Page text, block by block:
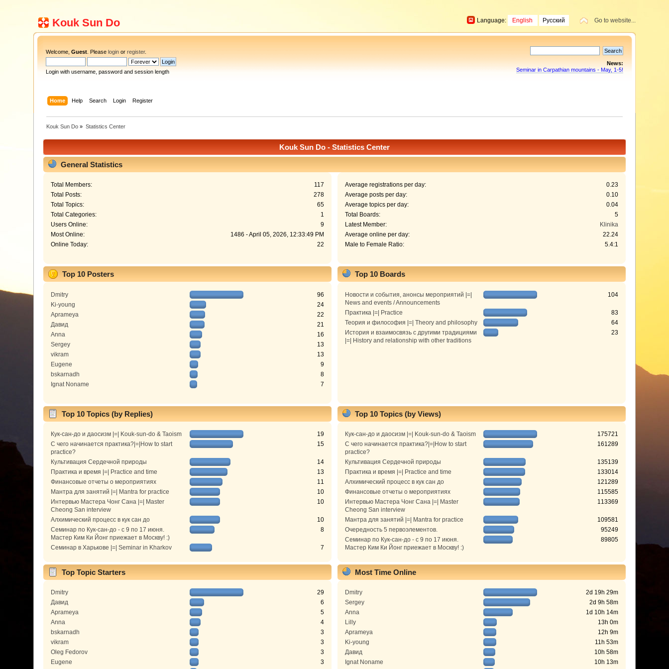
Kouk Sun Do Go to website...
Language: English Русский
Welcome,Guest . Pleaselogin orregister.
Login with username, password and session length
News:
Seminar in Carpathian mountains - May, 1-5!
Home Help Search Login Register
Kouk Sun Do » Statistics Center
Kouk Sun Do - Statistics Center
General Statistics
Total Members:
117
Total Posts:
278
Total Topics:
65
Total Categories:
1
Users Online:
9
Most Online:
1486 - April 05, 2026, 12:33:49 PM
Online Today:
22
Average registrations per day:
0.23
Average posts per day:
0.10
Average topics per day:
0.04
Total Boards:
5
Latest Member:
Klinika
Average online per day:
22.24
Male to Female Ratio:
5.4:1
Top 10 Posters
Dmitry
96
Ki-young
24
Aprameya
22
Давид
21
Anna
16
Sergey
13
vikram
13
Eugene
9
bskarnadh
8
Ignat Noname
7
Top 10 Boards
Новости и события, анонсы мероприятий |=|
News and events / Announcements
104
Практика |=| Practice
83
Теория и философия |=| Theory and philosophy
64
История и взаимосвязь с другими традициями
|=| History and relationship with other traditions
23
Top 10 Topics (by Replies)
Кук-сан-до и даосизм |=| Kouk-sun-do & Taoism
19
С чего начинается практика?|=|How to start
practice?
15
Культивация Сердечной природы
14
Практика и время |=| Practice and time
13
Финансовые отчеты о мероприятиях
11
Мантра для занятий |=| Mantra for practice
10
Интервью Мастера Чонг Сана |=| Master
Cheong San interview
10
Алхимический процесс в кук сан до
10
Семинар по Кук-сан-до - с 9 по 17 июня.
Мастер Ким Ки Йонг приежает в Москву! :)
8
Семинар в Харькове |=| Seminar in Kharkov 7
Top 10 Topics (by Views)
Кук-сан-до и даосизм |=| Kouk-sun-do & Taoism
175721
С чего начинается практика?|=|How to start
practice?
161289
Культивация Сердечной природы
135139
Практика и время |=| Practice and time
133014
Алхимический процесс в кук сан до
121289
Финансовые отчеты о мероприятиях
115585
Интервью Мастера Чонг Сана |=| Master
Cheong San interview
113369
Мантра для занятий |=| Mantra for practice
109581
Очередность 5 первоэлементов.
95249
Семинар по Кук-сан-до - с 9 по 17 июня.
Мастер Ким Ки Йонг приежает в Москву! :)
89805
Top Topic Starters
Dmitry
29
Давид
6
Aprameya
5
Anna
4
bskarnadh
3
vikram
3
Oleg Fedorov
3
Eugene
3
Most Time Online
Dmitry
2d 19h 29m
Sergey
2d 9h 58m
Anna
1d 10h 14m
Lilly
13h 0m
Aprameya
12h 9m
Ki-young
11h 53m
Давид
10h 58m
Ignat Noname
10h 13m